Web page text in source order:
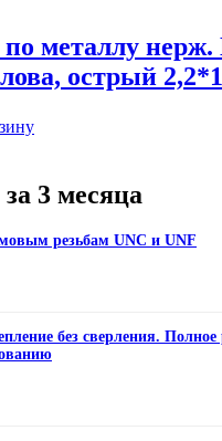
металлу нерж.
острый
3 месяца
резьбам UNC и UNF
без сверления. Полное